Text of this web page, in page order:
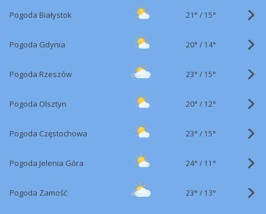
Pogoda Białystok 21° / 15°
Pogoda Gdynia 20° / 14°
Pogoda Rzeszów 23° / 15°
Pogoda Olsztyn 20° / 12°
Pogoda Częstochowa 23° / 15°
Pogoda Jelenia Góra 24° / 11°
Pogoda Zamość 23° / 13°